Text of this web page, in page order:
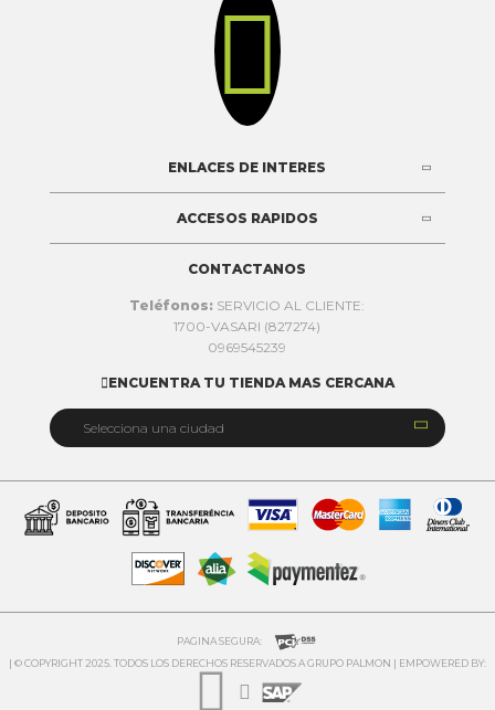

ENLACES DE INTERES
ACCESOS RAPIDOS
CONTACTANOS
Teléfonos: SERVICIO AL CLIENTE:
1700-VASARI (827274)
0969545239
ENCUENTRA TU TIENDA MAS CERCANA
Selecciona una ciudad 
Cuenca
Riobamba
PAGINA SEGURA:
| © COPYRIGHT 2025. TODOS LOS DERECHOS RESERVADOS A GRUPO PALMON | EMPOWERED BY:
 